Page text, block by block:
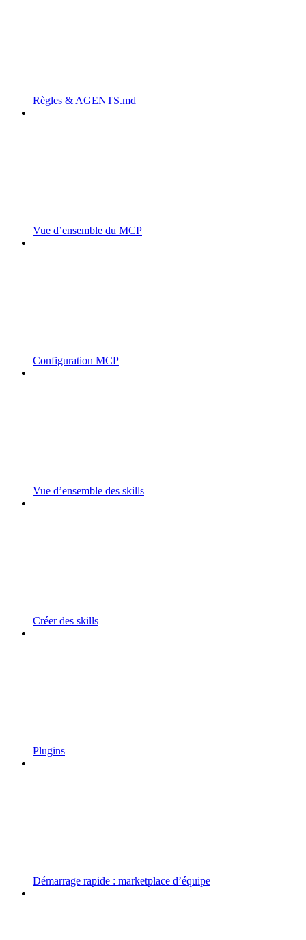
Règles & AGENTS.md
Vue d’ensemble du MCP
Configuration MCP
Vue d’ensemble des skills
Créer des skills
Plugins
Démarrage rapide : marketplace d’équipe